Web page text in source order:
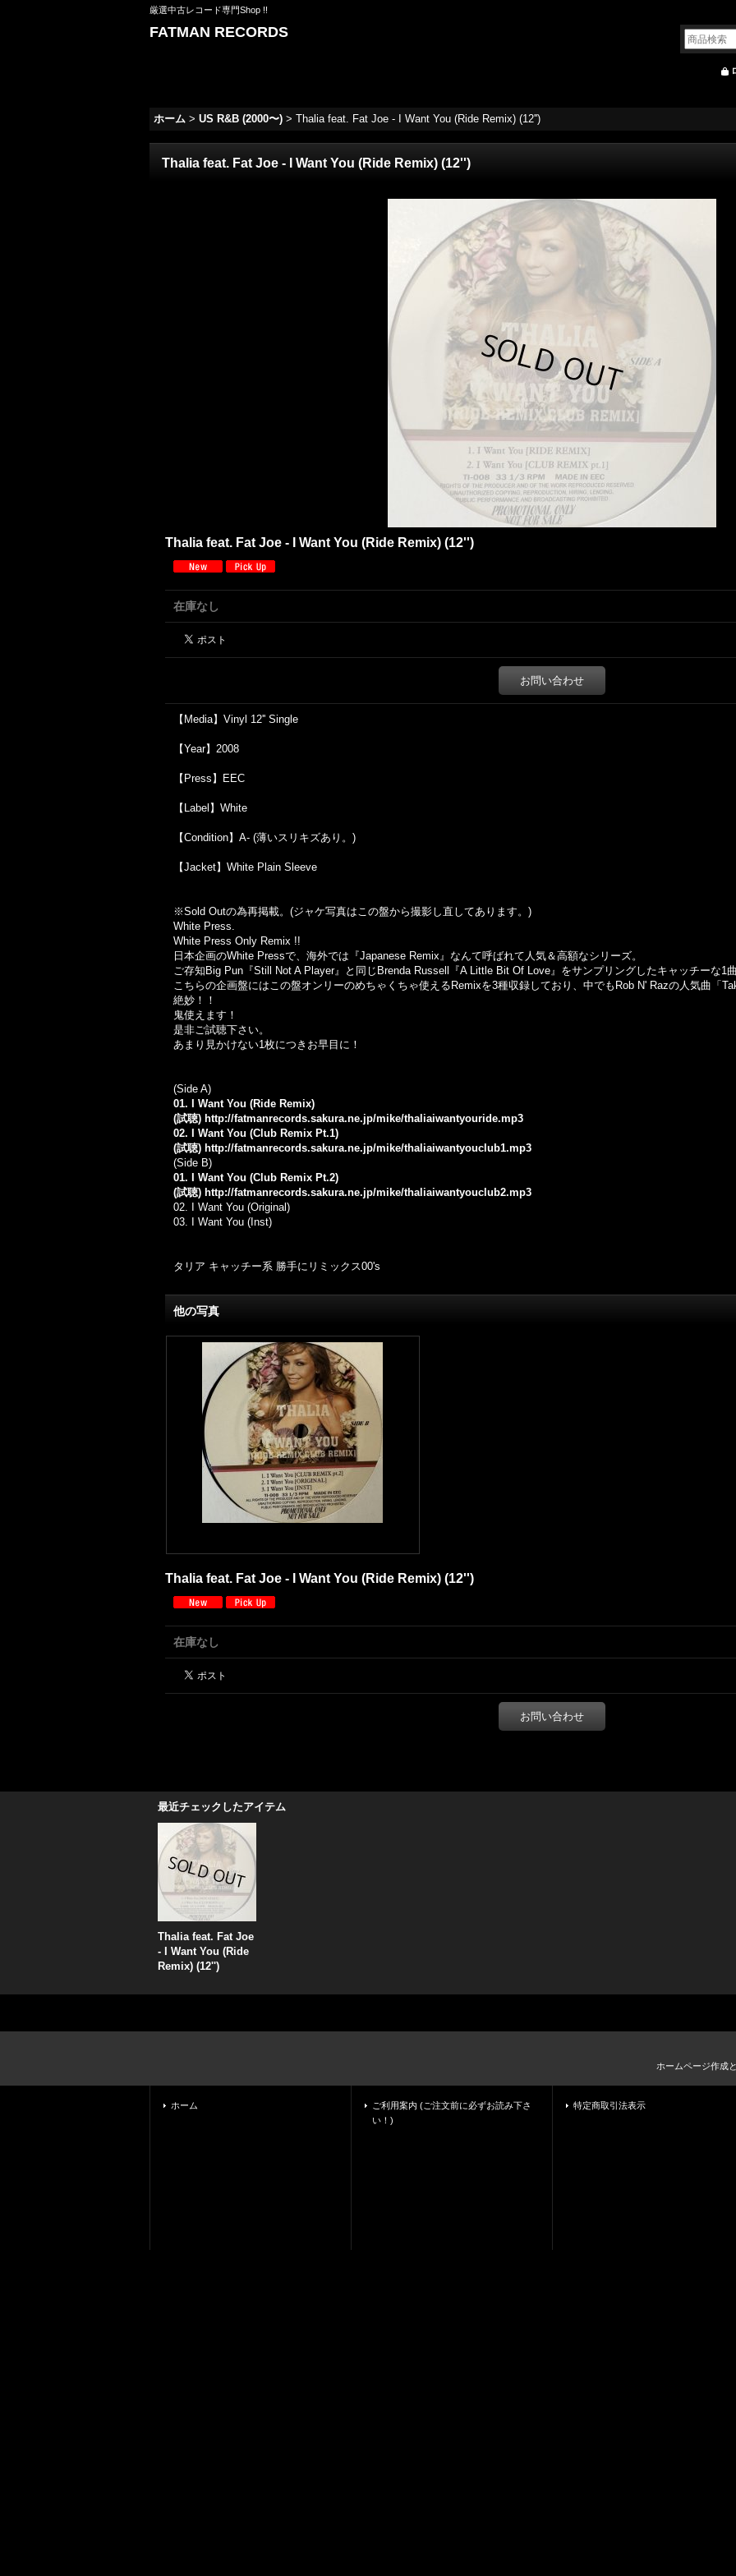
厳選中古レコード専門Shop !!
FATMAN RECORDS
ホーム > US R&B (2000〜) > Thalia feat. Fat Joe - I Want You (Ride Remix) (12'')
Thalia feat. Fat Joe - I Want You (Ride Remix) (12'')
Thalia feat. Fat Joe - I Want You (Ride Remix) (12'')
在庫なし
お問い合わせ
【Media】Vinyl 12'' Single
【Year】2008
【Press】EEC
【Label】White
【Condition】A- (薄いスリキズあり。)
【Jacket】White Plain Sleeve
※Sold Outの為再掲載。 (ジャケ写真はこの盤から撮影し直してあります。 )
White Press.
White Press Only Remix !!
日本企画のWhite Pressで、海外では『Japanese Remix』なんて呼ばれて人気＆高額なシリーズ。
ご存知Big Pun『Still Not A Player』と同じBrenda Russell『A Little Bit Of Love』をサンプリングしたキャッチーな1
こちらの企画盤にはこの盤オンリーのめちゃくちゃ使えるRemixを3種収録しており、中でもRob N' Razの人気曲「
絶妙！！
鬼使えます！
是非ご試聴下さい。
あまり見かけない1枚につきお早目に！
(Side A)
01. I Want You (Ride Remix)
(試聴) http://fatmanrecords.sakura.ne.jp/mike/thaliaiwantyouride.mp3
02. I Want You (Club Remix Pt.1)
(試聴) http://fatmanrecords.sakura.ne.jp/mike/thaliaiwantyouclub1.mp3
(Side B)
01. I Want You (Club Remix Pt.2)
(試聴) http://fatmanrecords.sakura.ne.jp/mike/thaliaiwantyouclub2.mp3
02. I Want You (Original)
03. I Want You (Inst)
タリア キャッチー系 勝手にリミックス00's
他の写真
Thalia feat. Fat Joe - I Want You (Ride Remix) (12'')
在庫なし
お問い合わせ
最近チェックしたアイテム
Thalia feat. Fat Joe
- I Want You (Ride
Remix) (12'')
ホームページ作成
ホーム
ご利用案内 (ご注文前に必ずお読み下さ
い！)
特定商取引法表示